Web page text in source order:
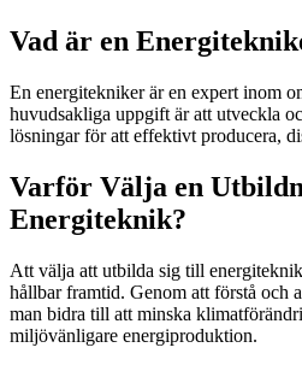
Vad är en
En energitekniker är en expert inom
huvudsakliga uppgift är att utveckla
lösningar för att effektivt producera,
Varför Välja en
Energiteknik?
Att välja att utbilda sig till
hållbar framtid. Genom att förstå och
man bidra till att minska
miljövänligare energiproduktion.